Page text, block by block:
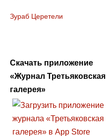
Зураб Церетели
Скачать приложение
«Журнал Третьяковская
галерея»